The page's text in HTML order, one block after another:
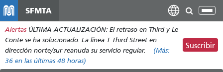
contenido
principal
SFMTA
Alertas ÚLTIMA ACTUALIZACIÓN: El retraso en Third y Le
Conte se ha solucionado. La línea T Third Street en
dirección norte/sur reanuda su servicio regular.
(Más:
36 en las últimas 48 horas)
Suscribir